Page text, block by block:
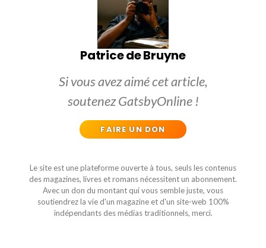
Patrice de Bruyne
Si vous avez aimé cet article,
soutenez GatsbyOnline !
FAIRE UN DON
Le site est une plateforme ouverte à tous, seuls les contenus
des magazines, livres et romans nécessitent un abonnement.
Avec un don du montant qui vous semble juste, vous
soutiendrez la vie d'un magazine et d'un site-web 100%
indépendants des médias traditionnels, merci.